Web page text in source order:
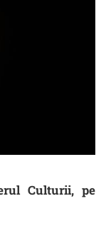
Culturii, pe